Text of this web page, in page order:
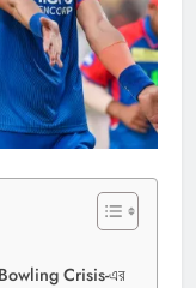
Crisis-এর